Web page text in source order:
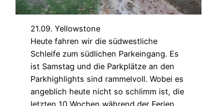
21.09. Yellowstone
Heute fahren wir die südwestliche
Schleife zum südlichen Parkeingang. Es
ist Samstag und die Parkplätze an den
Parkhighlights sind rammelvoll. Wobei es
angeblich heute nicht so schlimm ist, die
letzten 10 Wochen während der Ferien